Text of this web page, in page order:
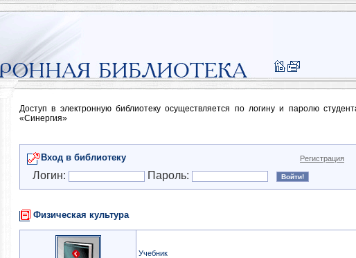
Доступ в электронную библиотеку осуществляется по логину и паролю
«Синергия»
Вход в библиотеку Регистрация
Логин: Пароль:
Физическая культура
Учебник